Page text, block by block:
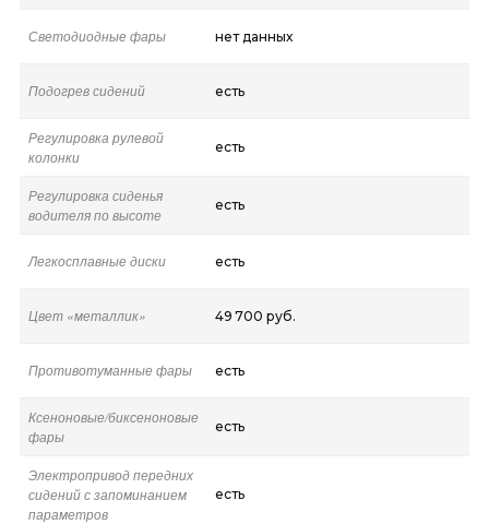
Светодиодные фары нет данных
Подогрев сидений есть
Регулировка рулевой
колонки
есть
Регулировка сиденья
водителя по высоте
есть
Легкосплавные диски есть
Цвет «металлик» 49 700 руб.
Противотуманные фары есть
Ксеноновые/биксеноновые
фары
есть
Электропривод передних
сидений с запоминанием
параметров
есть